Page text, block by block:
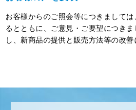
お客様からのご照会等につきまして
るとともに、ご意見・ご要望につき
し、新商品の提供と販売方法等の改善